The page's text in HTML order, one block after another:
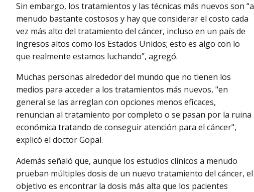
Sin embargo, los tratamientos y las técnicas más nuevos son “a
menudo bastante costosos y hay que considerar el costo cada
vez más alto del tratamiento del cáncer, incluso en un país de
ingresos altos como los Estados Unidos; esto es algo con lo
que realmente estamos luchando”, agregó.
Muchas personas alrededor del mundo que no tienen los
medios para acceder a los tratamientos más nuevos, "en
general se las arreglan con opciones menos eficaces,
renuncian al tratamiento por completo o se pasan por la ruina
económica tratando de conseguir atención para el cáncer",
explicó el doctor Gopal.
Además señaló que, aunque los estudios clínicos a menudo
prueban múltiples dosis de un nuevo tratamiento del cáncer, el
objetivo es encontrar la dosis más alta que los pacientes